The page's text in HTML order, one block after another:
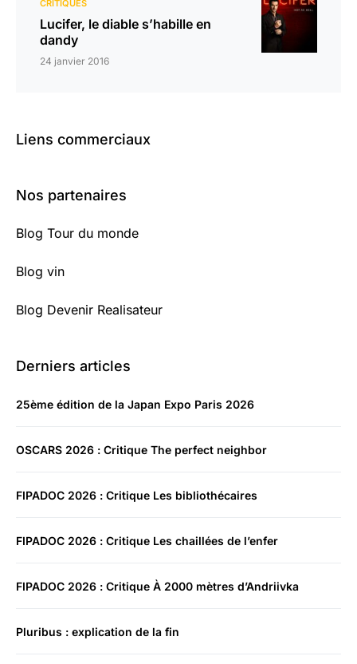
CRITIQUES
Lucifer, le diable s’habille en
dandy
24 janvier 2016
Liens commerciaux
Nos partenaires
Blog Tour du monde
Blog vin
Blog Devenir Realisateur
Derniers articles
25ème édition de la Japan Expo Paris 2026
OSCARS 2026 : Critique The perfect neighbor
FIPADOC 2026 : Critique Les bibliothécaires
FIPADOC 2026 : Critique Les chaillées de l’enfer
FIPADOC 2026 : Critique À 2000 mètres d’Andriivka
Pluribus : explication de la fin